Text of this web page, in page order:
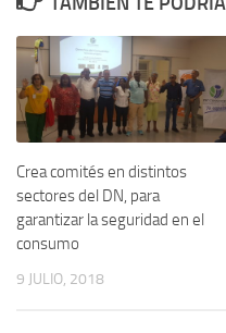
Crea comités en distintos
sectores del DN, para
garantizar la seguridad en el
consumo
9 JULIO, 2018